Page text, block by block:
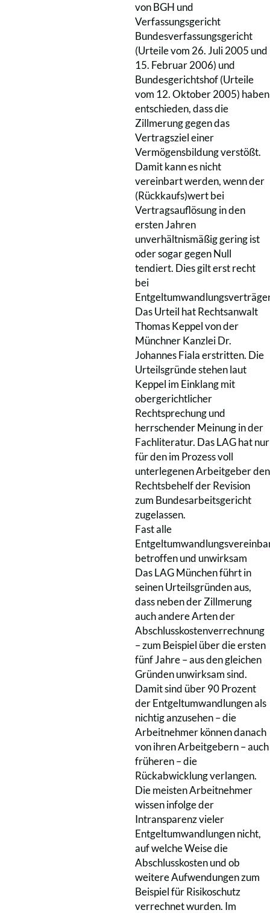
von BGH und
Verfassungsgericht
Bundesverfassungsgericht
(Urteile vom 26. Juli 2005 und
15. Februar 2006) und
Bundesgerichtshof (Urteile
vom 12. Oktober 2005) haben
entschieden, dass die
Zillmerung gegen das
Vertragsziel einer
Vermögensbildung verstößt.
Damit kann es nicht
vereinbart werden, wenn der
(Rückkaufs)wert bei
Vertragsauflösung in den
ersten Jahren
unverhältnismäßig gering ist
oder sogar gegen Null
tendiert. Dies gilt erst recht
bei
Das Urteil hat Rechtsanwalt
Thomas Keppel von der
Münchner Kanzlei Dr.
Johannes Fiala erstritten. Die
Urteilsgründe stehen laut
Keppel im Einklang mit
obergerichtlicher
Rechtsprechung und
herrschender Meinung in der
Fachliteratur. Das LAG hat nur
für den im Prozess voll
unterlegenen Arbeitgeber den
Rechtsbehelf der Revision
zum Bundesarbeitsgericht
zugelassen.
Fast alle
betroffen und unwirksam
Das LAG München führt in
seinen Urteilsgründen aus,
dass neben der Zillmerung
auch andere Arten der
Abschlusskostenverrechnung
– zum Beispiel über die ersten
fünf Jahre – aus den gleichen
Gründen unwirksam sind.
Damit sind über 90 Prozent
der Entgeltumwandlungen als
nichtig anzusehen – die
Arbeitnehmer können danach
von ihren Arbeitgebern – auch
früheren – die
Rückabwicklung verlangen.
Die meisten Arbeitnehmer
wissen infolge der
Intransparenz vieler
Entgeltumwandlungen nicht,
auf welche Weise die
Abschlusskosten und ob
weitere Aufwendungen zum
Beispiel für Risikoschutz
verrechnet wurden. Im